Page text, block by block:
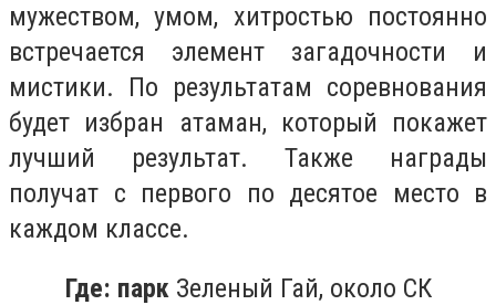
мужеством, умом, хитростью постоянно
встречается элемент загадочности и
мистики. По результатам соревнования
будет избран атаман, который покажет
лучший результат. Также награды
получат с первого по десятое место в
каждом классе.
Где: парк Зеленый Гай, около СК